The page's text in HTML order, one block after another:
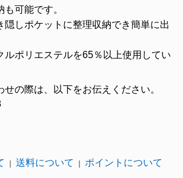
可能です。
隠しポケットに整理収納でき簡単に出
ルポリエステルを65％以上使用してい
せの際は、以下をお伝えください。
｜ 送料について ｜ ポイントについて